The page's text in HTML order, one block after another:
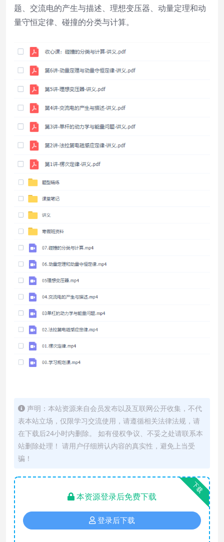
题、交流电的产生与描述、理想变压器、动量定理和动
量守恒定律、碰撞的分类与计算。
声明：本站资源来自会员发布以及互联网公开收集，不代
表本站立场，仅限学习交流使用，请遵循相关法律法规，请
在下载后24小时内删除。 如有侵权争议、不妥之处请联系本
站删除处理！ 请用户仔细辨认内容的真实性，避免上当受
骗！
下载
本资源登录后免费下载
登录后下载